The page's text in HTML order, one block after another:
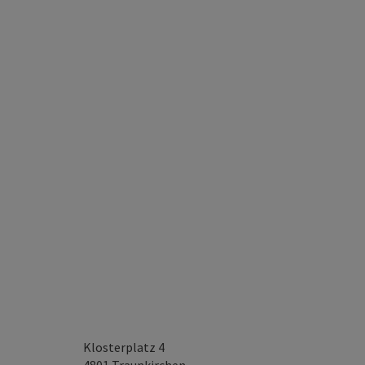
Klosterplatz 4